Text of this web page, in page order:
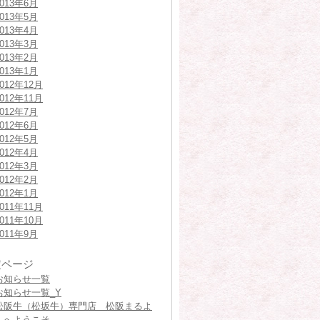
年6月
年5月
年4月
年3月
年2月
年1月
年12月
年11月
年7月
年6月
年5月
年4月
年3月
年2月
年1月
年11月
年10月
年9月
ージ
知らせ一覧
知らせ一覧_Y
阪牛（松坂牛）専門店 松阪まるよ